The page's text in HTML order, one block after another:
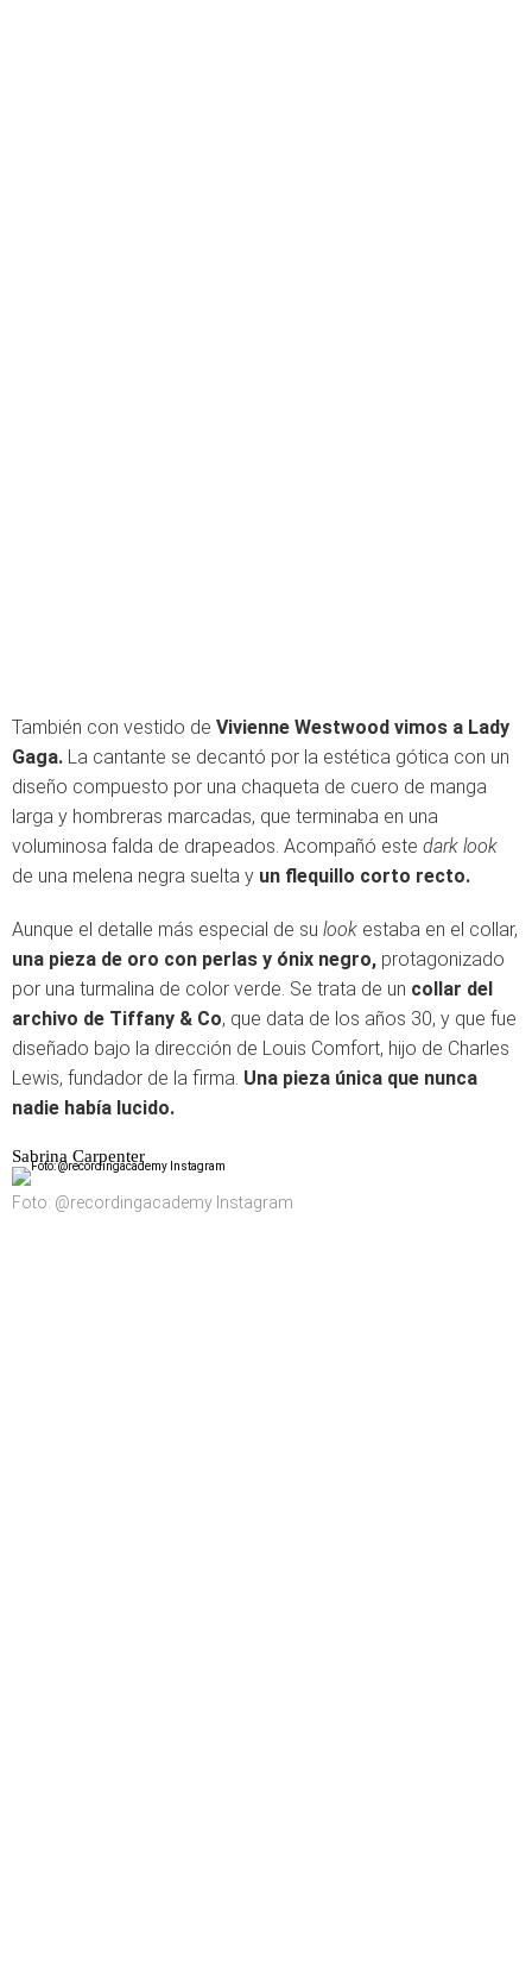
También con vestido de Vivienne Westwood vimos a Lady
Gaga. La cantante se decantó por la estética gótica con un
diseño compuesto por una chaqueta de cuero de manga
larga y hombreras marcadas, que terminaba en una
voluminosa falda de drapeados. Acompañó este dark look
de una melena negra suelta y un flequillo corto recto.
Aunque el detalle más especial de su look estaba en el collar,
una pieza de oro con perlas y ónix negro, protagonizado
por una turmalina de color verde. Se trata de un collar del
archivo de Tiffany & Co, que data de los años 30, y que fue
diseñado bajo la dirección de Louis Comfort, hijo de Charles
Lewis, fundador de la firma. Una pieza única que nunca
nadie había lucido.
Sabrina Carpenter
Foto: @recordingacademy Instagram